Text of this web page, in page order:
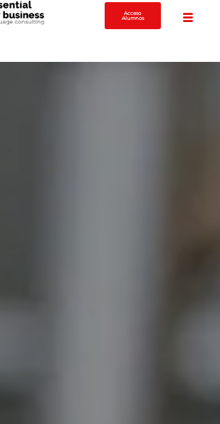
Acceso
Alumnos